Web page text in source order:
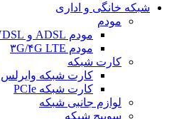
شبکه خانگی و اداری
مودم
مودم ADSL و VDSL
مودم ۳G/۴G LTE
کارت شبکه
کارت شبکه وایرلس USB
کارت شبکه PCIe
لوازم جانبی شبکه
سوییچ شبکه